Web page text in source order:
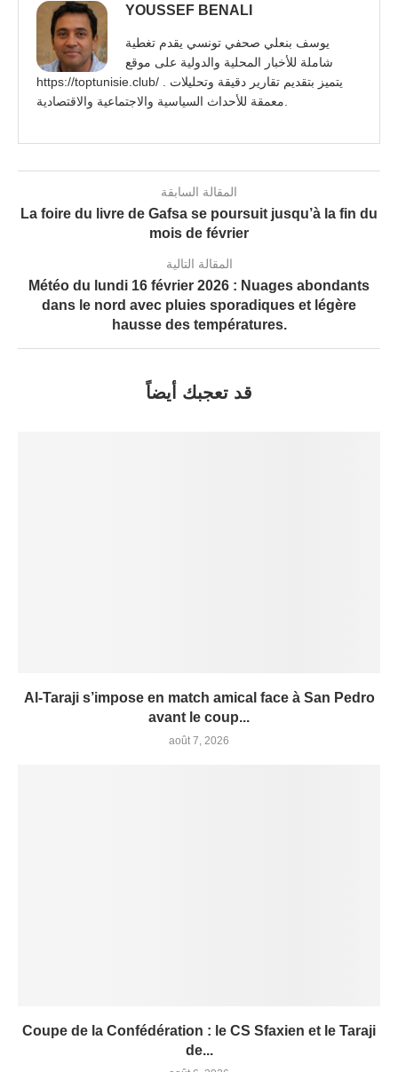
YOUSSEF BENALI
يوسف بنعلي صحفي تونسي يقدم تغطية
شاملة للأخبار المحلية والدولية على موقع
https://toptunisie.club/ . يتميز بتقديم تقارير دقيقة وتحليلات
المقالة السابقة
La foire du livre de Gafsa se poursuit jusqu’à la fin du
mois de février
المقالة التالية
Météo du lundi 16 février 2026 : Nuages abondants
dans le nord avec pluies sporadiques et légère
hausse des températures.
قد تعجبك أيضاً
Al-Taraji s’impose en match amical face à San Pedro
avant le coup...
août 7, 2026
Coupe de la Confédération : le CS Sfaxien et le Taraji
de...